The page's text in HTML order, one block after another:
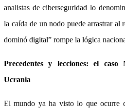
analistas de ciberseguridad lo
la caída de un nodo puede arrastrar al
dominó digital” rompe la lógica
Precedentes y lecciones: el
Ucrania
El mundo ya ha visto lo que ocurre